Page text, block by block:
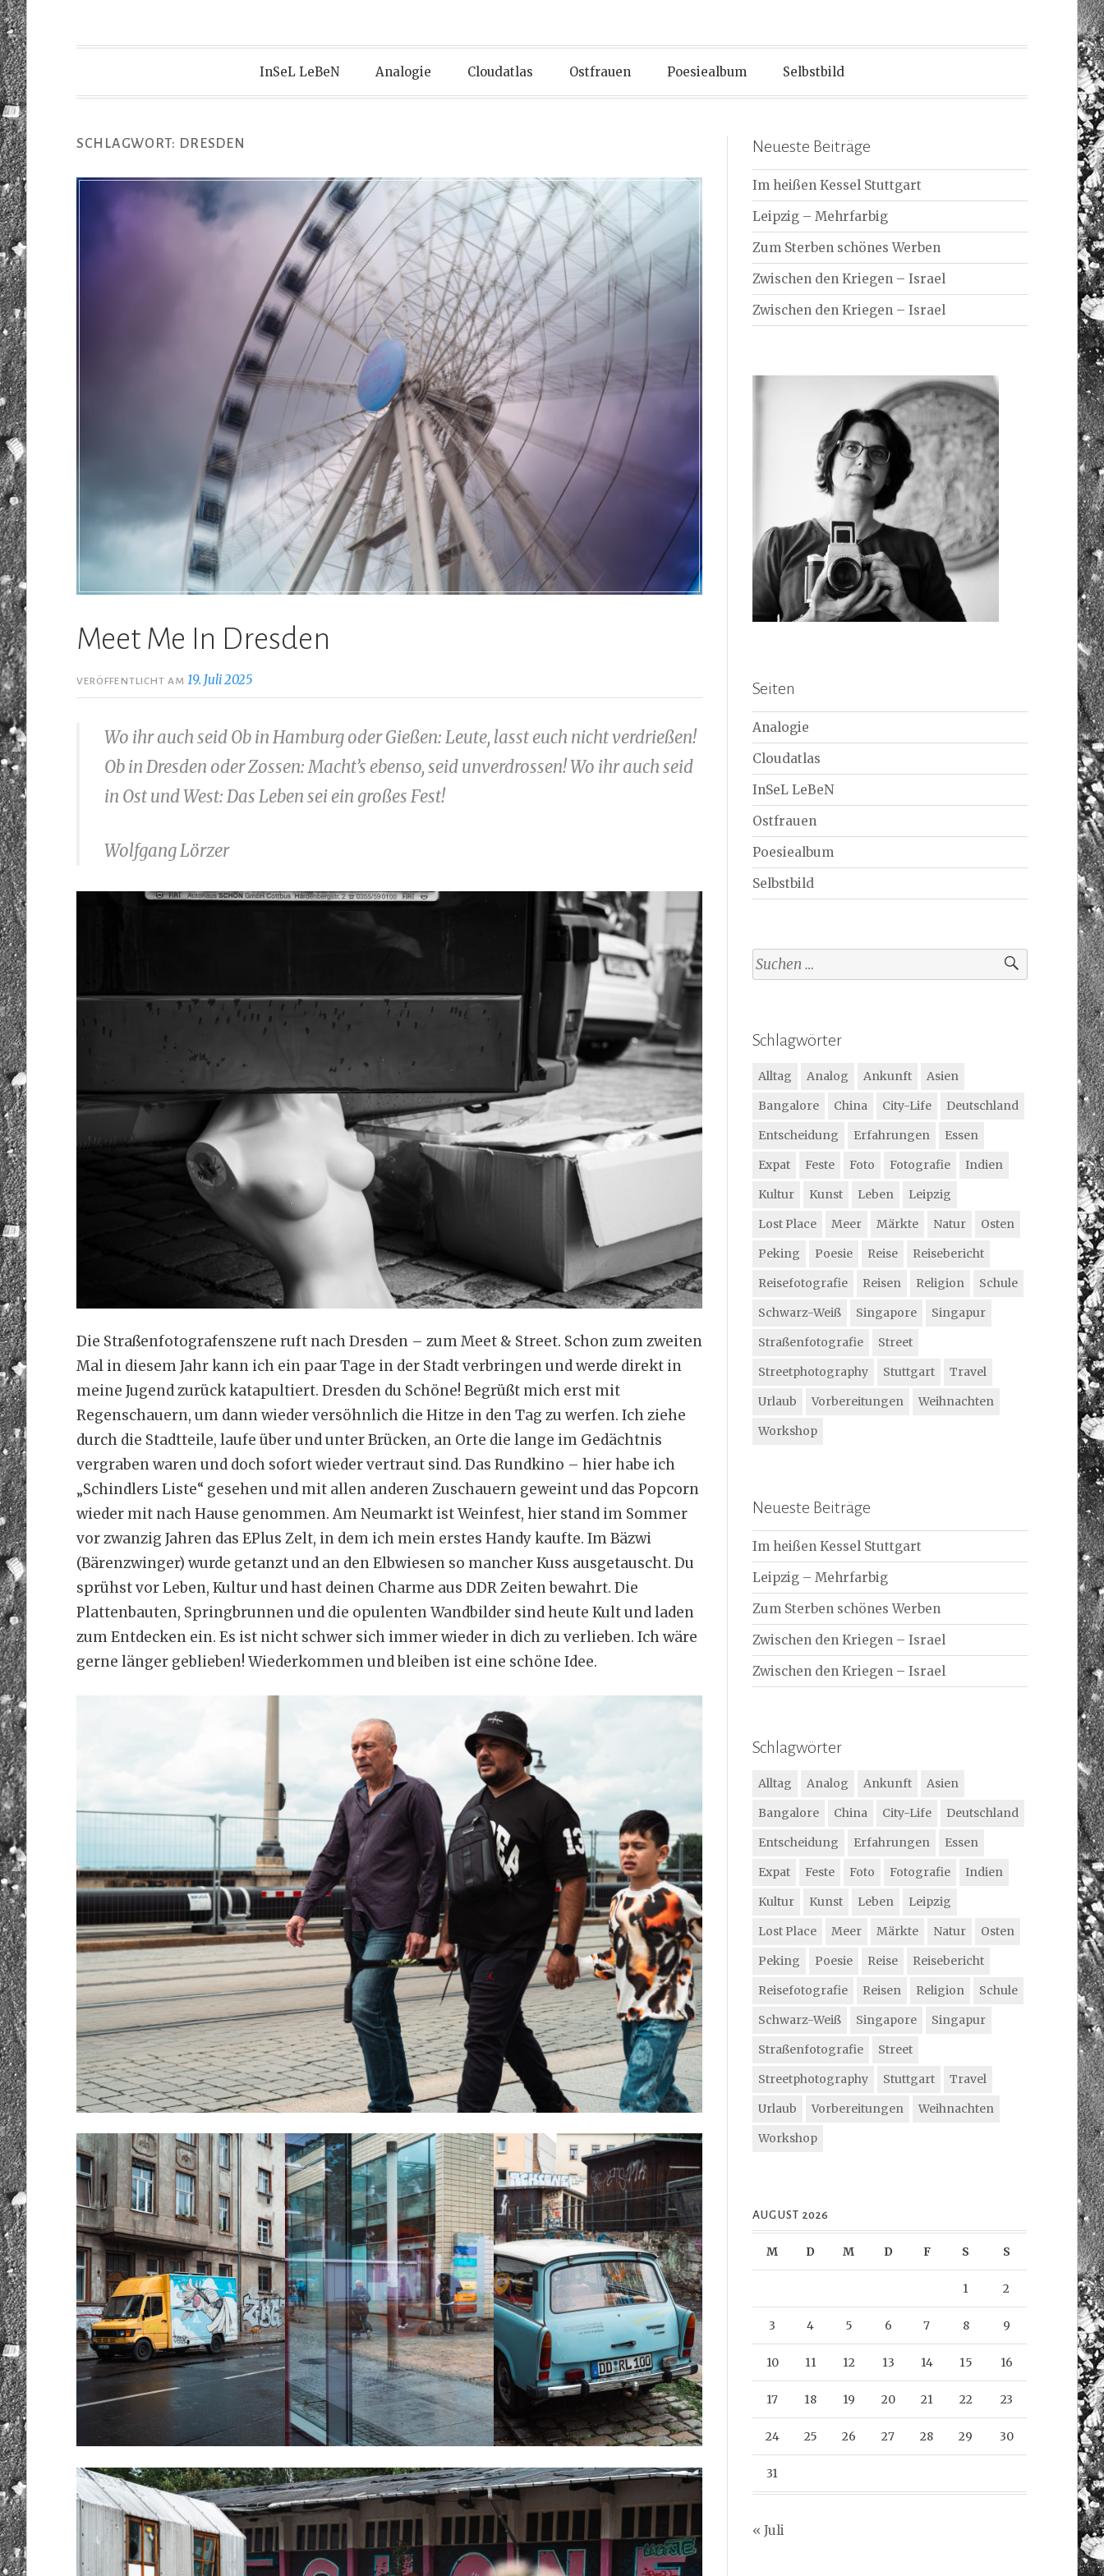
InSeL LeBeN Analogie Cloudatlas Ostfrauen Poesiealbum Selbstbild
SCHLAGWORT: DRESDEN
Meet Me In Dresden
VERÖFFENTLICHT AM19. Juli 2025
Wo ihr auch seid Ob in Hamburg oder Gießen: Leute, lasst euch nicht verdrießen!
Ob in Dresden oder Zossen: Macht’s ebenso, seid unverdrossen! Wo ihr auch seid
in Ost und West: Das Leben sei ein großes Fest!
Wolfgang Lörzer
Die Straßenfotografenszene ruft nach Dresden – zum Meet & Street. Schon zum zweiten
Mal in diesem Jahr kann ich ein paar Tage in der Stadt verbringen und werde direkt in
meine Jugend zurück katapultiert. Dresden du Schöne! Begrüßt mich erst mit
Regenschauern, um dann wieder versöhnlich die Hitze in den Tag zu werfen. Ich ziehe
durch die Stadtteile, laufe über und unter Brücken, an Orte die lange im Gedächtnis
vergraben waren und doch sofort wieder vertraut sind. Das Rundkino – hier habe ich
„Schindlers Liste“ gesehen und mit allen anderen Zuschauern geweint und das Popcorn
wieder mit nach Hause genommen. Am Neumarkt ist Weinfest, hier stand im Sommer
vor zwanzig Jahren das EPlus Zelt, in dem ich mein erstes Handy kaufte. Im Bäzwi
(Bärenzwinger) wurde getanzt und an den Elbwiesen so mancher Kuss ausgetauscht. Du
sprühst vor Leben, Kultur und hast deinen Charme aus DDR Zeiten bewahrt. Die
Plattenbauten, Springbrunnen und die opulenten Wandbilder sind heute Kult und laden
zum Entdecken ein. Es ist nicht schwer sich immer wieder in dich zu verlieben. Ich wäre
gerne länger geblieben! Wiederkommen und bleiben ist eine schöne Idee.
Neueste Beiträge
Im heißen Kessel Stuttgart
Leipzig – Mehrfarbig
Zum Sterben schönes Werben
Zwischen den Kriegen – Israel
Zwischen den Kriegen – Israel
Seiten
Analogie
Cloudatlas
InSeL LeBeN
Ostfrauen
Poesiealbum
Selbstbild
Suchen
nach:
Schlagwörter
Alltag Analog Ankunft
Asien
Bangalore
China City-Life
Deutschland
Entscheidung
Erfahrungen
Essen
Expat
Feste Foto Fotografie
Indien
Kultur
Kunst Leben
Leipzig
Lost Place
Meer Märkte Natur
Osten
Peking
Poesie Reise
Reisebericht
Reisefotografie
Reisen Religion
Schule
Schwarz-Weiß
Singapore
Singapur
Straßenfotografie
Street
Streetphotography
Stuttgart
Travel
Urlaub
Vorbereitungen
Weihnachten
Workshop
Neueste Beiträge
Im heißen Kessel Stuttgart
Leipzig – Mehrfarbig
Zum Sterben schönes Werben
Zwischen den Kriegen – Israel
Zwischen den Kriegen – Israel
Schlagwörter
Alltag Analog Ankunft
Asien
Bangalore
China City-Life
Deutschland
Entscheidung
Erfahrungen
Essen
Expat
Feste Foto Fotografie
Indien
Kultur
Kunst Leben
Leipzig
Lost Place
Meer Märkte Natur
Osten
Peking
Poesie Reise
Reisebericht
Reisefotografie
Reisen Religion
Schule
Schwarz-Weiß
Singapore
Singapur
Straßenfotografie
Street
Streetphotography
Stuttgart
Travel
Urlaub
Vorbereitungen
Weihnachten
Workshop
AUGUST 2026
M D M D F S S
1 2
3 4 5 6 7 8 9
10 11 12 13 14 15 16
17 18 19 20 21 22 23
24 25 26 27 28 29 30
31
« Juli